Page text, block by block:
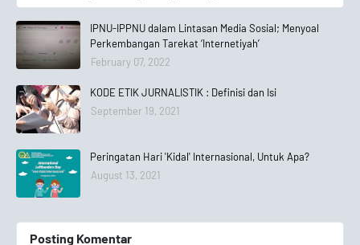
IPNU-IPPNU dalam Lintasan Media Sosial; Menyoal
Perkembangan Tarekat ‘Internetiyah’
February 07, 2022
KODE ETIK JURNALISTIK : Definisi dan Isi
September 19, 2021
Peringatan Hari 'Kidal' Internasional, Untuk Apa?
August 13, 2021
Posting Komentar